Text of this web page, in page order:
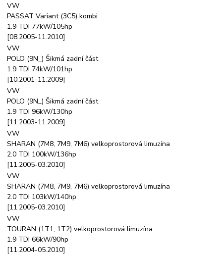
VW
PASSAT Variant (3C5) kombi
1.9 TDI 77kW/105hp
[08.2005-11.2010]
VW
POLO (9N_) Šikmá zadní část
1.9 TDI 74kW/101hp
[10.2001-11.2009]
VW
POLO (9N_) Šikmá zadní část
1.9 TDI 96kW/130hp
[11.2003-11.2009]
VW
SHARAN (7M8, 7M9, 7M6) velkoprostorová limuzína
2.0 TDI 100kW/136hp
[11.2005-03.2010]
VW
SHARAN (7M8, 7M9, 7M6) velkoprostorová limuzína
2.0 TDI 103kW/140hp
[11.2005-03.2010]
VW
TOURAN (1T1, 1T2) velkoprostorová limuzína
1.9 TDI 66kW/90hp
[11.2004-05.2010]